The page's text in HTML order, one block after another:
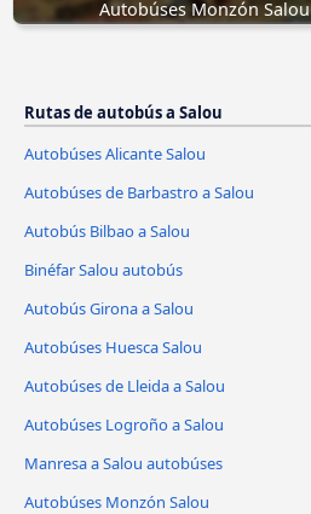
Autobúses Monzón Salou
Rutas de autobús a Salou
Autobúses Alicante Salou
Autobúses de Barbastro a Salou
Autobús Bilbao a Salou
Binéfar Salou autobús
Autobús Girona a Salou
Autobúses Huesca Salou
Autobúses de Lleida a Salou
Autobúses Logroño a Salou
Manresa a Salou autobúses
Autobúses Monzón Salou